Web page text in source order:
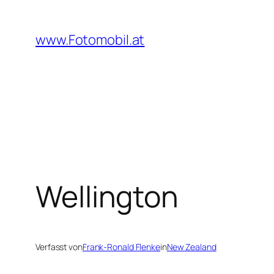
springen
www.Fotomobil.at
Wellington
Verfasst vonFrank-Ronald FlenkeinNew Zealand